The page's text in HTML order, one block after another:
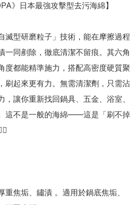
》日本最強攻擊型去污海綿】
滅型研磨粒子」技術，能在摩擦過程
一同剷除，徹底清潔不留痕。其六角
度都能精準施力，搭配高密度硬質聚
刷起來更有力。無需清潔劑，只需沾
，讓你重新找回鍋具、五金、浴室、
這不是一般的海綿——這是「刷不掉
重焦垢、鏽漬 。適用於鍋底焦垢、